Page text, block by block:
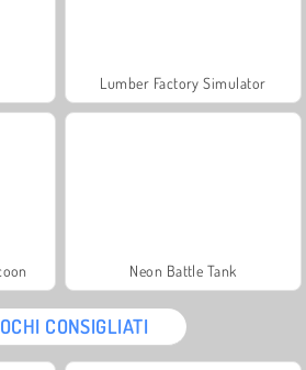
Lumber Factory Simulator
Neon Battle Tank
CONSIGLIATI